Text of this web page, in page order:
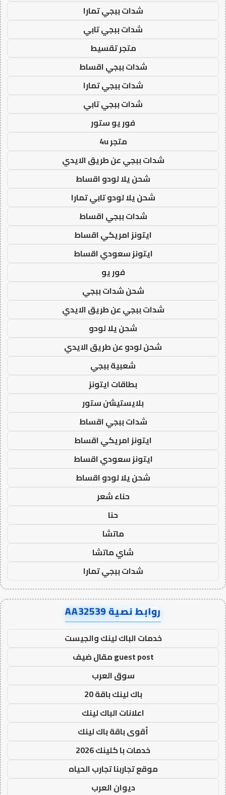
شدات ببجي تمارا
شدات ببجي تابي
متجر تقسيط
شدات ببجي اقساط
شدات ببجي تمارا
شدات ببجي تابي
فور يو ستور
متجر 4u
شدات ببجي عن طريق الايدي
شحن يلا لودو اقساط
شحن يلا لودو تابي تمارا
شدات ببجي اقساط
ايتونز امريكي اقساط
ايتونز سعودي اقساط
فور يو
شحن شدات ببجي
شدات ببجي عن طريق الايدي
شحن يلا لودو
شحن لودو عن طريق الايدي
شعبية ببجي
بطاقات ايتونز
بلايستيشن ستور
شدات ببجي اقساط
ايتونز امريكي اقساط
ايتونز سعودي اقساط
شحن يلا لودو اقساط
حناء شعر
حنا
ماتشا
شاي ماتشا
شدات ببجي تمارا
روابط نصية AA32539
خدمات الباك لينك والجيست
guest post مقال ضيف
سوق العرب
باك لينك باقة 20
اعلانات الباك لينك
أقوى باقة باك لينك
خدمات با كلينك 2026
موقع تجاربنا تجارب الحياه
ديوان العرب